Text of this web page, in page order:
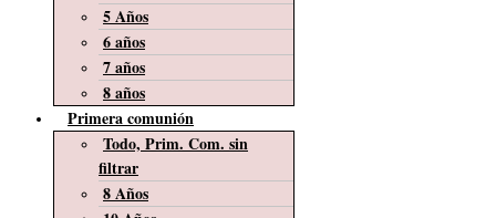
5 Años
6 años
7 años
8 años
Primera comunión
Todo, Prim. Com. sin
filtrar
8 Años